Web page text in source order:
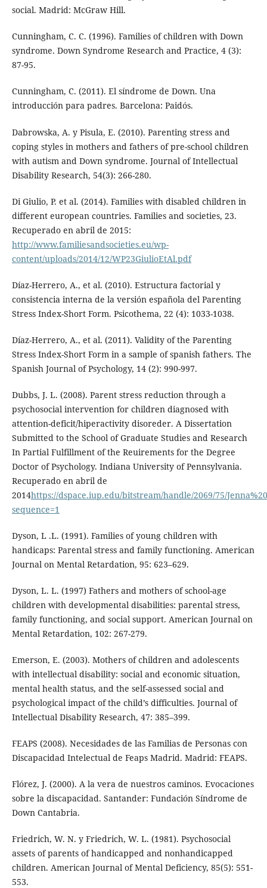
social. Madrid: McGraw Hill.
Cunningham, C. C. (1996). Families of children with Down
syndrome. Down Syndrome Research and Practice, 4 (3):
87-95.
Cunningham, C. (2011). El síndrome de Down. Una
introducción para padres. Barcelona: Paidós.
Dabrowska, A. y Pisula, E. (2010). Parenting stress and
coping styles in mothers and fathers of pre-school children
with autism and Down syndrome. Journal of Intellectual
Disability Research, 54(3): 266-280.
Di Giulio, P. et al. (2014). Families with disabled children in
different european countries. Families and societies, 23.
Recuperado en abril de 2015:
http://www.familiesandsocieties.eu/wp-
content/uploads/2014/12/WP23GiulioEtAl.pdf
Díaz-Herrero, A., et al. (2010). Estructura factorial y
consistencia interna de la versión española del Parenting
Stress Index-Short Form. Psicothema, 22 (4): 1033-1038.
Díaz-Herrero, A., et al. (2011). Validity of the Parenting
Stress Index-Short Form in a sample of spanish fathers. The
Spanish Journal of Psychology, 14 (2): 990-997.
Dubbs, J. L. (2008). Parent stress reduction through a
psychosocial intervention for children diagnosed with
attention-deficit/hiperactivity disoreder. A Dissertation
Submitted to the School of Graduate Studies and Research
In Partial Fulfillment of the Reuirements for the Degree
Doctor of Psychology. Indiana University of Pennsylvania.
Recuperado en abril de
2014https://dspace.iup.edu/bitstream/handle/2069/75/
sequence=1
Dyson, L .L. (1991). Families of young children with
handicaps: Parental stress and family functioning. American
Journal on Mental Retardation, 95: 623–629.
Dyson, L. L. (1997) Fathers and mothers of school-age
children with developmental disabilities: parental stress,
family functioning, and social support. American Journal on
Mental Retardation, 102: 267-279.
Emerson, E. (2003). Mothers of children and adolescents
with intellectual disability: social and economic situation,
mental health status, and the self-assessed social and
psychological impact of the child’s difficulties. Journal of
Intellectual Disability Research, 47: 385–399.
FEAPS (2008). Necesidades de las Familias de Personas con
Discapacidad Intelectual de Feaps Madrid. Madrid: FEAPS.
Flórez, J. (2000). A la vera de nuestros caminos. Evocaciones
sobre la discapacidad. Santander: Fundación Síndrome de
Down Cantabria.
Friedrich, W. N. y Friedrich, W. L. (1981). Psychosocial
assets of parents of handicapped and nonhandicapped
children. American Journal of Mental Deficiency, 85(5): 551-
553.